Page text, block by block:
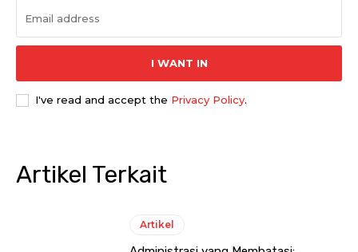
I WANT IN
I've read and accept the Privacy Policy.
Artikel Terkait
Artikel